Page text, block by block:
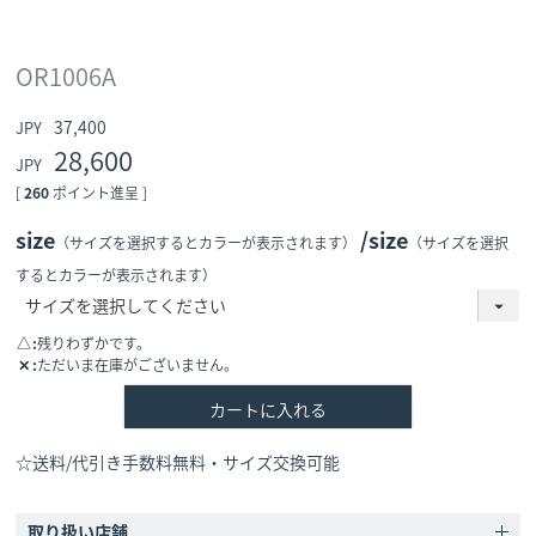
OR1006A
37,400
28,600
[ 260 ポイント進呈 ]
size （サイズを選択するとカラーが表示されます） size （サイズを選択
するとカラーが表示されます）
△ 残りわずかです。
✕ ただいま在庫がございません。
カートに入れる
☆送料/代引き手数料無料・サイズ交換可能